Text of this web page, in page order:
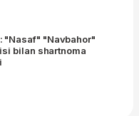
"Nasaf" "Navbahor"
bilan shartnoma